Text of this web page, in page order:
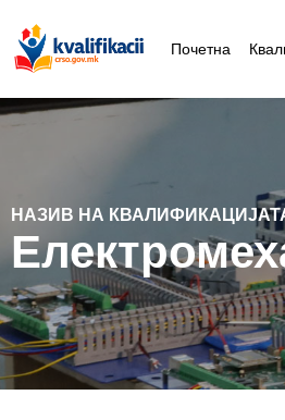
Почетна
НАЗИВ НА